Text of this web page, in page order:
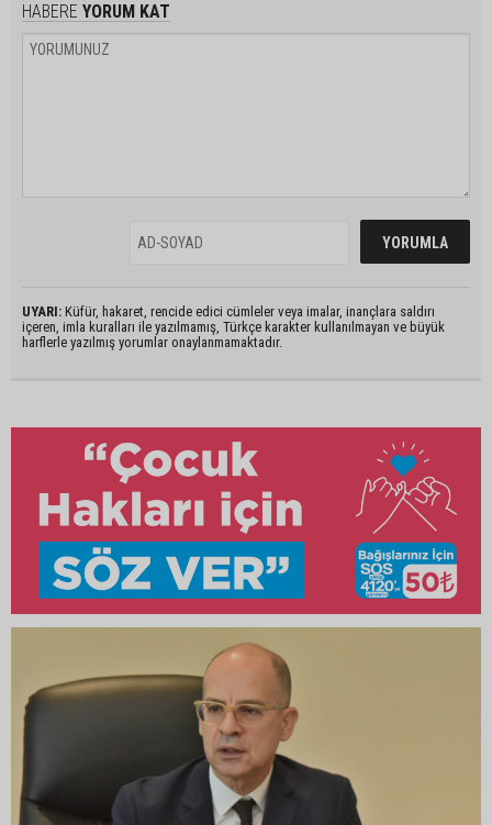
HABERE YORUM KAT
UYARI: Küfür, hakaret, rencide edici cümleler veya imalar, inançlara saldırı
içeren, imla kuralları ile yazılmamış, Türkçe karakter kullanılmayan ve büyük
harflerle yazılmış yorumlar onaylanmamaktadır.